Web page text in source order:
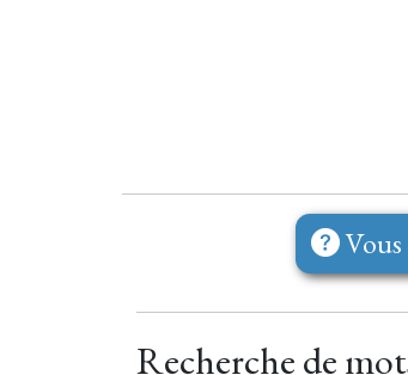
Vous
Recherche de